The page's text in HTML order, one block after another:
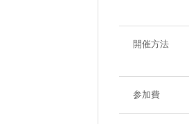
開催方法
参加費